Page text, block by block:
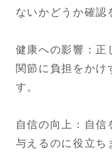
ないかどうか確認
健康への影響：正
関節に負担をかけ
す。
自信の向上：自信
与えるのに役立ち